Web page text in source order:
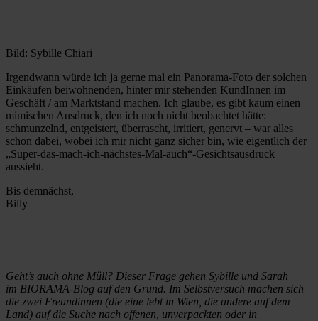
Bild: Sybille Chiari
Irgendwann würde ich ja gerne mal ein Panorama-Foto der solchen
Einkäufen beiwohnenden, hinter mir stehenden KundInnen im
Geschäft / am Marktstand machen. Ich glaube, es gibt kaum einen
mimischen Ausdruck, den ich noch nicht beobachtet hätte:
schmunzelnd, entgeistert, überrascht, irritiert, genervt – war alles
schon dabei, wobei ich mir nicht ganz sicher bin, wie eigentlich der
„Super-das-mach-ich-nächstes-Mal-auch“-Gesichtsausdruck
aussieht.
Bis demnächst,
Billy
Geht’s auch ohne Müll? Dieser Frage gehen Sybille und Sarah
im BIORAMA-Blog auf den Grund. Im Selbstversuch machen sich
die zwei Freundinnen (die eine lebt in Wien, die andere auf dem
Land) auf die Suche nach offenen, unverpackten oder in